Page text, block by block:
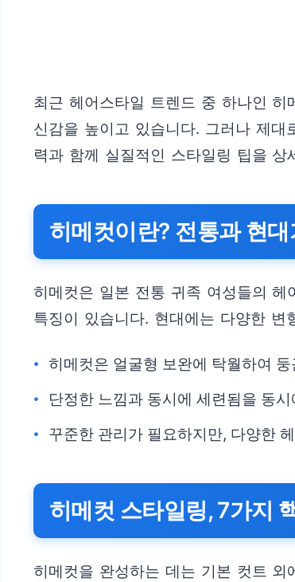
최근 헤어스타일 트렌드 중 하나인
신감을 높이고 있습니다. 그러나 제
력과 함께 실질적인 스타일링 팁을
히메컷이란? 전통과 현
히메컷은 일본 전통 귀족 여성들의
특징이 있습니다. 현대에는 다양한
히메컷은 얼굴형 보완에 탁월하여
단정한 느낌과 동시에 세련됨을 동
꾸준한 관리가 필요하지만, 다양한
히메컷 스타일링, 7가지
히메컷을 완성하는 데는 기본 컷트